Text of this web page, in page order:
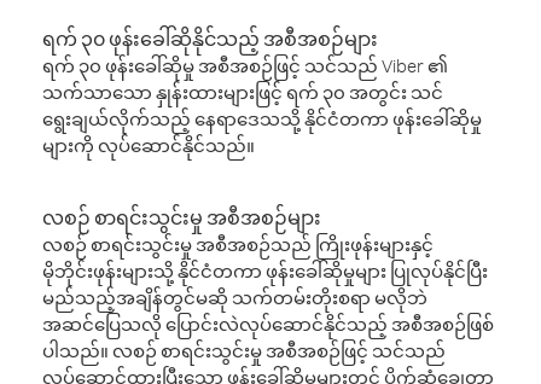
ရက် ၃၀ ဖုန်းခေါ်ဆိုနိုင်သည့် အစီအစဉ်များ
ရက် ၃၀ ဖုန်းခေါ်ဆိုမှု အစီအစဉ်ဖြင့် သင်သည် Viber ၏
သက်သာသော နှုန်းထားများဖြင့် ရက် ၃၀ အတွင်း သင်
ရွေးချယ်လိုက်သည့် နေရာဒေသသို့ နိုင်ငံတကာ ဖုန်းခေါ်ဆိုမှု
များကို လုပ်ဆောင်နိုင်သည်။
လစဉ် စာရင်းသွင်းမှု အစီအစဉ်များ
လစဉ် စာရင်းသွင်းမှု အစီအစဉ်သည် ကြိုးဖုန်းများနှင့်
မိုဘိုင်းဖုန်းများသို့ နိုင်ငံတကာ ဖုန်းခေါ်ဆိုမှုများ ပြုလုပ်နိုင်ပြီး
မည်သည့်အချိန်တွင်မဆို သက်တမ်းတိုးစရာ မလိုဘဲ
အဆင်ပြေသလို ပြောင်းလဲလုပ်ဆောင်နိုင်သည့် အစီအစဉ်ဖြစ်
ပါသည်။ လစဉ် စာရင်းသွင်းမှု အစီအစဉ်ဖြင့် သင်သည်
လုပ်ဆောင်ထားပြီးသော ဖုန်းခေါ်ဆိုမှုများတွင် ပိုက်ဆံချွေတာ